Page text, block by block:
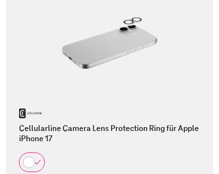
Cellularline Camera Lens Protection Ring für Apple
iPhone 17